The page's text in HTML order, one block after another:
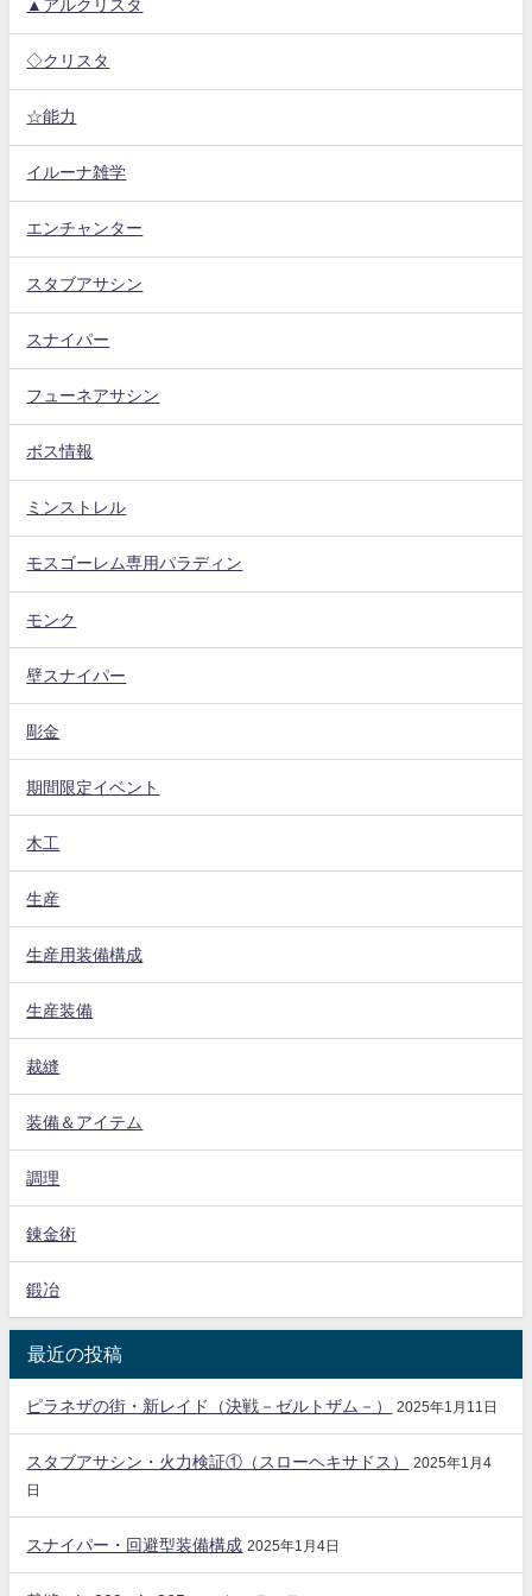
▲アルクリスタ
◇クリスタ
☆能力
イルーナ雑学
エンチャンター
スタブアサシン
スナイパー
フューネアサシン
ボス情報
ミンストレル
モスゴーレム専用パラディン
モンク
壁スナイパー
彫金
期間限定イベント
木工
生産
生産用装備構成
生産装備
裁縫
装備＆アイテム
調理
錬金術
鍛冶
最近の投稿
ピラネザの街・新レイド（決戦－ゼルトザム－） 2025年1月11日
スタブアサシン・火力検証①（スローヘキサドス）
2025年1月4
日
スナイパー・回避型装備構成 2025年1月4日